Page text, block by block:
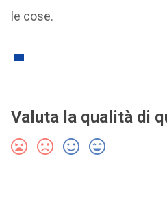
le cose.
Valuta la qualità di